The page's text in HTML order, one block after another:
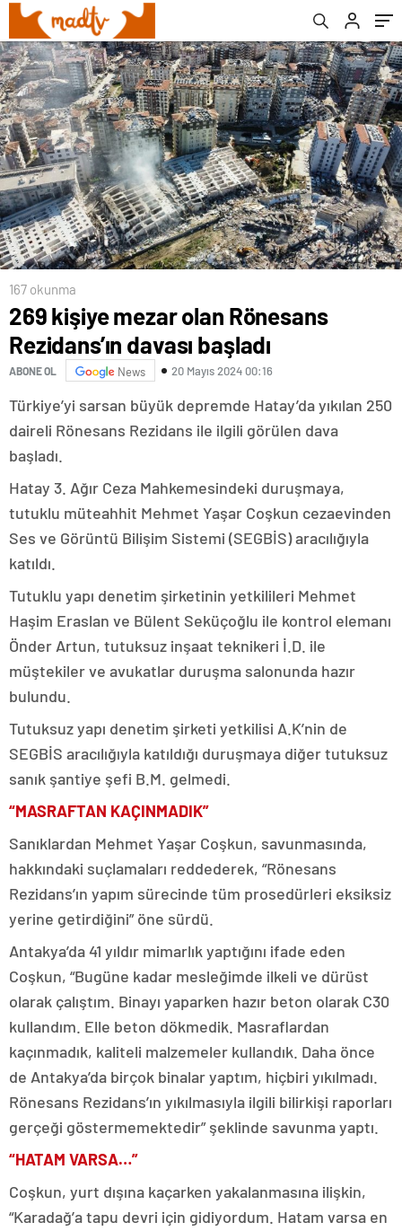
167 okunma
269 kişiye mezar olan Rönesans
Rezidans’ın davası başladı
ABONE OL News 20 Mayıs 2024 00:16
Türkiye’yi sarsan büyük depremde Hatay’da yıkılan 250
daireli Rönesans Rezidans ile ilgili görülen dava
başladı.
Hatay 3. Ağır Ceza Mahkemesindeki duruşmaya,
tutuklu müteahhit Mehmet Yaşar Coşkun cezaevinden
Ses ve Görüntü Bilişim Sistemi (SEGBİS) aracılığıyla
katıldı.
Tutuklu yapı denetim şirketinin yetkilileri Mehmet
Haşim Eraslan ve Bülent Seküçoğlu ile kontrol elemanı
Önder Artun, tutuksuz inşaat teknikeri İ.D. ile
müştekiler ve avukatlar duruşma salonunda hazır
bulundu.
Tutuksuz yapı denetim şirketi yetkilisi A.K’nin de
SEGBİS aracılığıyla katıldığı duruşmaya diğer tutuksuz
sanık şantiye şefi B.M. gelmedi.
“MASRAFTAN KAÇINMADIK”
Sanıklardan Mehmet Yaşar Coşkun, savunmasında,
hakkındaki suçlamaları reddederek, “Rönesans
Rezidans’ın yapım sürecinde tüm prosedürleri eksiksiz
yerine getirdiğini” öne sürdü.
Antakya’da 41 yıldır mimarlık yaptığını ifade eden
Coşkun, “Bugüne kadar mesleğimde ilkeli ve dürüst
olarak çalıştım. Binayı yaparken hazır beton olarak C30
kullandım. Elle beton dökmedik. Masraflardan
kaçınmadık, kaliteli malzemeler kullandık. Daha önce
de Antakya’da birçok binalar yaptım, hiçbiri yıkılmadı.
Rönesans Rezidans’ın yıkılmasıyla ilgili bilirkişi raporları
gerçeği göstermemektedir” şeklinde savunma yaptı.
“HATAM VARSA…”
Coşkun, yurt dışına kaçarken yakalanmasına ilişkin,
“Karadağ’a tapu devri için gidiyordum. Hatam varsa en